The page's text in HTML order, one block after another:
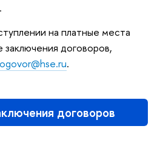
на платные места
договоров,
.
договоров